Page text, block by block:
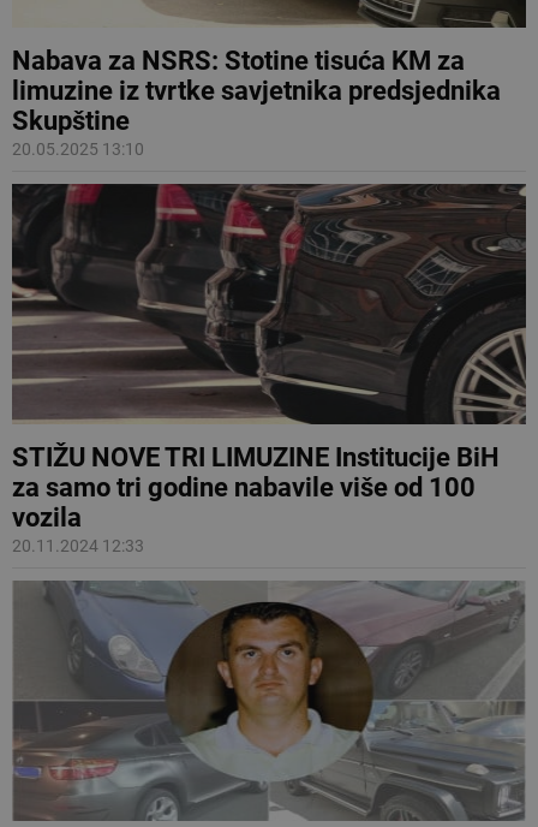
Nabava za NSRS: Stotine tisuća KM za
limuzine iz tvrtke savjetnika predsjednika
Skupštine
20.05.2025 13:10
STIŽU NOVE TRI LIMUZINE Institucije BiH
za samo tri godine nabavile više od 100
vozila
20.11.2024 12:33